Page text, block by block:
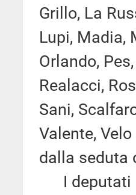
Grillo, La
Lupi, Madia,
Orlando,
Realacci,
Sani,
Valente,
dalla seduta
I deputati